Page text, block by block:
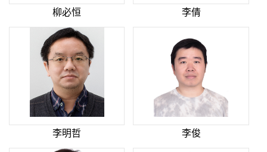
柳必恒 李倩
李明哲 李俊